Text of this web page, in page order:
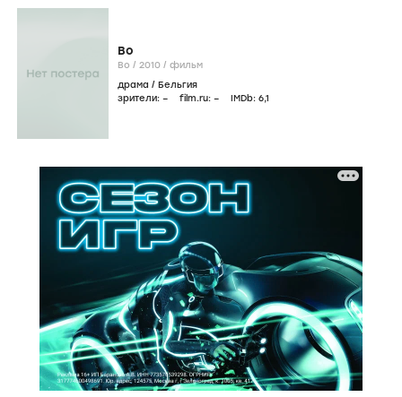
Bo
Bo / 2010 / фильм
драма / Бельгия
зрители: – film.ru: – IMDb: 6,1